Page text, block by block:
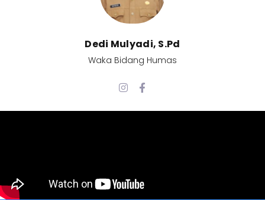
Dedi Mulyadi, S.Pd​
Waka Bidang Humas